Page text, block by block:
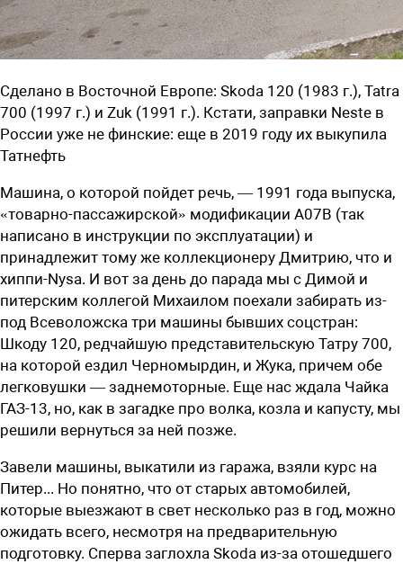
Сделано в Восточной Европе: Skoda 120 (1983 г.), Tatra
700 (1997 г.) и Zuk (1991 г.). Кстати, заправки Neste в
России уже не финские: еще в 2019 году их выкупила
Татнефть
Машина, о которой пойдет речь, — 1991 года выпуска,
«товарно-пассажирской» модификации А07В (так
написано в инструкции по эксплуатации) и
принадлежит тому же коллекционеру ­Дмитрию, что и
хиппи-Nysa. И вот за день до парада мы с Димой и
питерским коллегой ­Михаилом поехали забирать из-
под ­Всеволожска три машины бывших ­соцстран:
Шкоду 120, редчайшую представительскую Татру 700,
на которой ездил Черномырдин, и Жука, причем обе
легковушки — заднемоторные. Еще нас ждала Чайка
ГАЗ-13, но, как в загадке про волка, козла и капусту, мы
решили вернуться за ней позже.
Завели машины, выкатили из гаража, взяли курс на
Питер... Но понятно, что от старых автомобилей,
которые выезжают в свет несколько раз в год, можно
ожидать всего, несмотря на предварительную
подготовку. Сперва заглохла Skoda ­из-за отошедшего